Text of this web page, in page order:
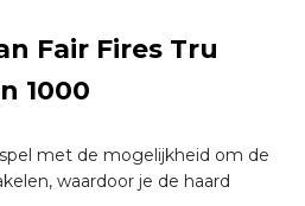
Fair Fires Tru
1000
met de mogelijkheid om de
waardoor je de haard